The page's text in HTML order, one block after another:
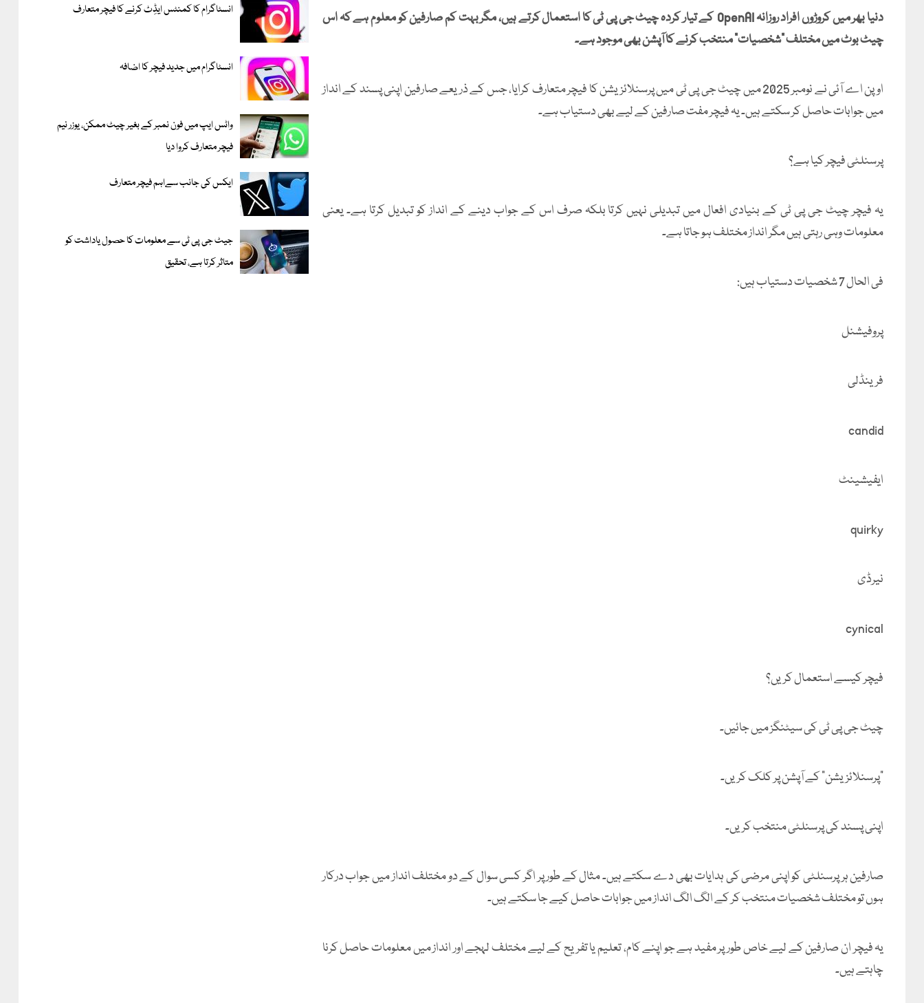
دنیا بھر میں کروڑوں افراد روزانہ OpenAI کے تیار کردہ چیٹ جی پی ٹی کا استعمال کرتے ہیں، مگر بہت کم صارفین کو معلوم ہے کہ اس
چیٹ بوٹ میں مختلف "شخصیات" منتخب کرنے کا آپشن بھی موجود ہے۔
اوپن اے آئی نے نومبر 2025 میں چیٹ جی پی ٹی میں پرسنلائزیشن کا فیچر متعارف کرایا، جس کے ذریعے صارفین اپنی پسند کے انداز
میں جوابات حاصل کر سکتے ہیں۔ یہ فیچر مفت صارفین کے لیے بھی دستیاب ہے۔
پرسنلٹی فیچر کیا ہے؟
یہ فیچر چیٹ جی پی ٹی کے بنیادی افعال میں تبدیلی نہیں کرتا بلکہ صرف اس کے جواب دینے کے انداز کو تبدیل کرتا ہے۔ یعنی
معلومات وہی رہتی ہیں مگر انداز مختلف ہو جاتا ہے۔
فی الحال 7 شخصیات دستیاب ہیں:
پروفیشنل
فرینڈلی
candid
ایفیشینٹ
quirky
نیرڈی
cynical
فیچر کیسے استعمال کریں؟
چیٹ جی پی ٹی کی سیٹنگز میں جائیں۔
"پرسنلائزیشن" کے آپشن پر کلک کریں۔
اپنی پسند کی پرسنلٹی منتخب کریں۔
صارفین ہر پرسنلٹی کو اپنی مرضی کی ہدایات بھی دے سکتے ہیں۔ مثال کے طور پر اگر کسی سوال کے دو مختلف انداز میں جواب درکار
ہوں تو مختلف شخصیات منتخب کر کے الگ الگ انداز میں جوابات حاصل کیے جا سکتے ہیں۔
یہ فیچر ان صارفین کے لیے خاص طور پر مفید ہے جو اپنے کام، تعلیم یا تفریح کے لیے مختلف لہجے اور انداز میں معلومات حاصل کرنا
چاہتے ہیں۔
انسٹاگرام کا کمنٹس ایڈِٹ کرنے کا فیچر متعارف
انسٹاگرام میں جدید فیچر کا اضافہ
واٹس ایپ میں فون نمبر کے بغیر چیٹ ممکن، یوزر نیم
فیچر متعارف کروا دیا
ایکس کی جانب سےاہم فیچر متعارف
جیٹ جی پی ٹی سے معلومات کا حصول یاداشت کو
متاثر کرتا ہے، تحقیق